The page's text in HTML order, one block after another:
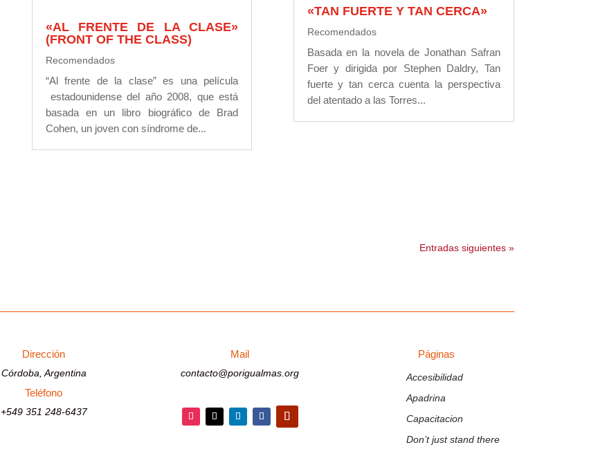
«AL FRENTE DE LA CLASE»
(FRONT OF THE CLASS)
Recomendados
“Al frente de la clase” es una película
estadounidense del año 2008, que está
basada en un libro biográfico de Brad
Cohen, un joven con síndrome de...
«TAN FUERTE Y TAN CERCA»
Recomendados
Basada en la novela de Jonathan Safran
Foer y dirigida por Stephen Daldry, Tan
fuerte y tan cerca cuenta la perspectiva
del atentado a las Torres...
Entradas siguientes »
Dirección
Córdoba, Argentina
Teléfono
+549 351 248-6437
Mail
contacto@porigualmas.org
Facebook
Páginas
Accesibilidad
Apadrina
Capacitacion
Don’t just stand there